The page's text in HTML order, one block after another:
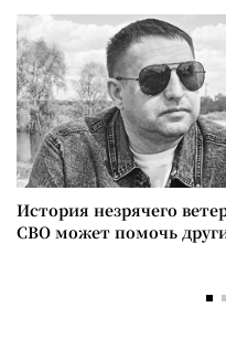
История незрячего
СВО может помочь